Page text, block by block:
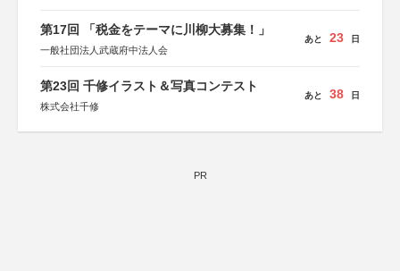
第17回 「税金をテーマに川柳大募集！」
一般社団法人武蔵府中法人会
あと 23 日
第23回 千修イラスト＆写真コンテスト
株式会社千修
あと 38 日
PR